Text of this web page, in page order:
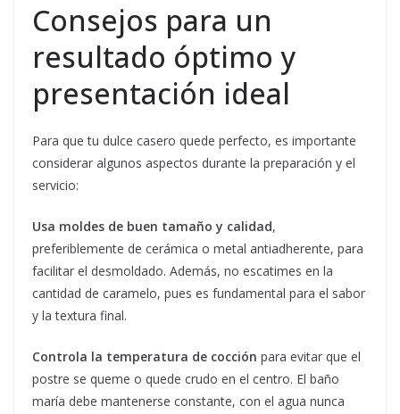
Consejos para un
resultado óptimo y
presentación ideal
Para que tu dulce casero quede perfecto, es importante
considerar algunos aspectos durante la preparación y el
servicio:
Usa moldes de buen tamaño y calidad,
preferiblemente de cerámica o metal antiadherente, para
facilitar el desmoldado. Además, no escatimes en la
cantidad de caramelo, pues es fundamental para el sabor
y la textura final.
Controla la temperatura de cocción para evitar que el
postre se queme o quede crudo en el centro. El baño
maría debe mantenerse constante, con el agua nunca